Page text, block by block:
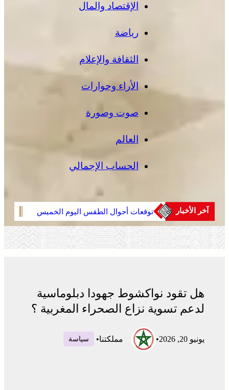
الإقتصاد والمال
رياضة
الثقافة والإعلام
الأراء وحوارات
صوت وصورة
العالم
الحساب الإجمالي
آخر الأخبار
توقعات أحوال الطقس اليوم الخميس
بالمغرب
هل تقود نواكشوط جهودا دبلوماسية
لدعم تسوية نزاع الصحراء المغربية ؟
يونيو 20, 2026 • مملكتنا• سياسة